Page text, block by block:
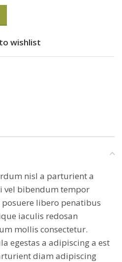
wishlist
nisl a parturient a
vel bibendum tempor
libero penatibus
iaculis redosan
mollis consectetur.
egestas a adipiscing a est
diam adipiscing